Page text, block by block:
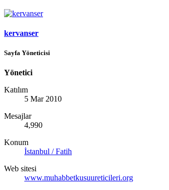
kervanser
Sayfa Yöneticisi
Yönetici
Katılım
5 Mar 2010
Mesajlar
4,990
Konum
İstanbul / Fatih
Web sitesi
www.muhabbetkusuureticileri.org